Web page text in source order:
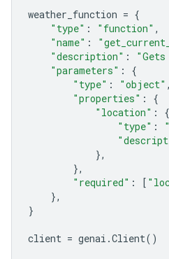
weather_function = {
"type" : "function" ,
"name" :
"description" :
"parameters" :
{
"type" : "object" ,
"properties" :
{
"location" :
{
"type" :
},
},
"required" : [
},
}
client = genai .Client()